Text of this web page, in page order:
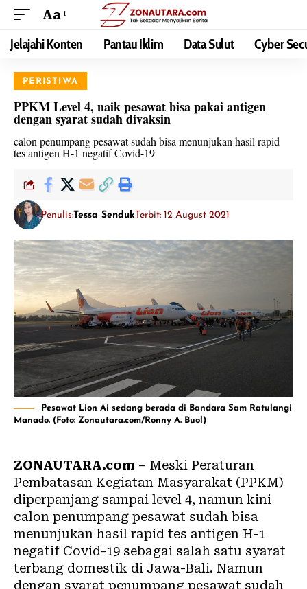
Aa
Jelajahi Konten Pantau Iklim Data Sulut Cyber
PERISTIWA
PPKM Level 4, naik pesawat bisa pakai antigen
dengan syarat sudah divaksin
calon penumpang pesawat sudah bisa menunjukan hasil rapid
tes antigen H-1 negatif Covid-19
Penulis:Tessa SendukTerbit: 12 August 2021
Pesawat Lion Ai sedang berada di Bandara Sam Ratulangi
Manado. (Foto: Zonautara.com/Ronny A. Buol)
ZONAUTARA.com – Meski Peraturan
Pembatasan Kegiatan Masyarakat (PPKM)
diperpanjang sampai level 4, namun kini
calon penumpang pesawat sudah bisa
menunjukan hasil rapid tes antigen H-1
negatif Covid-19 sebagai salah satu syarat
terbang domestik di Jawa-Bali. Namun
dengan syarat penumpang pesawat sudah